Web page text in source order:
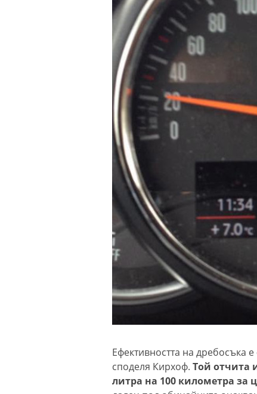
Ефективността на дребосъка
споделя Кирхоф. Той отчита
литра на 100 километра за